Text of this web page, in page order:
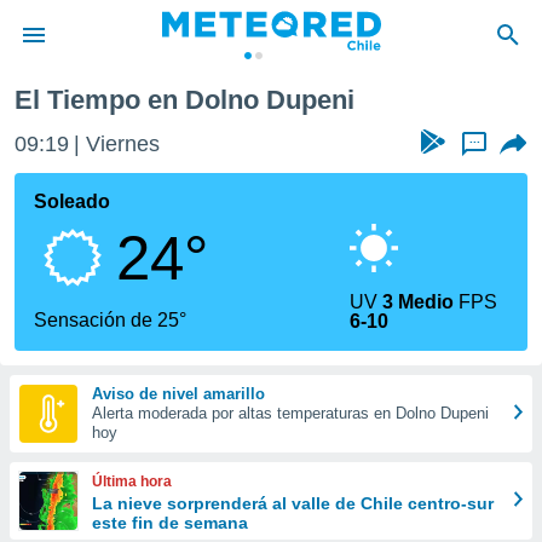
de
por
que se
calidad.
a este
las
y
forma
digital
basada
El Tiempo en Dolno Dupeni
09:19 Viernes ...
Soleado
24°
Sensación de 25°
UV3 Medio FPS
6-10
Aviso de nivel amarillo
Alerta moderada por altas temperaturas en Dolno Dupeni
hoy
Última hora
La nieve sorprenderá al valle de Chile centro-sur
este fin de semana